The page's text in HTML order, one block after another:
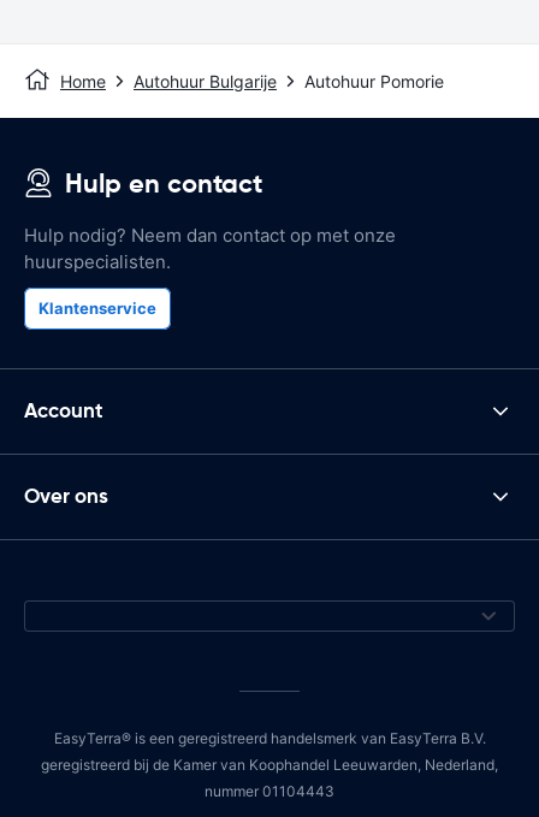
Home Autohuur Bulgarije Autohuur Pomorie
Hulp en contact
Hulp nodig? Neem dan contact op met onze
huurspecialisten.
Klantenservice
Account
Over ons
EasyTerra® is een geregistreerd handelsmerk van EasyTerra B.V.
geregistreerd bij de Kamer van Koophandel Leeuwarden, Nederland,
nummer 01104443